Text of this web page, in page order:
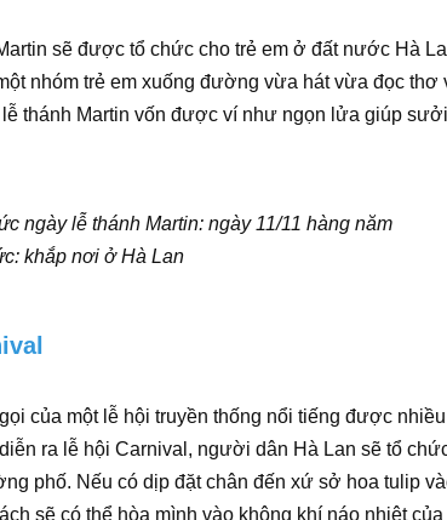
sẽ được tổ chức cho trẻ em ở đất nước Hà
nhóm trẻ em xuống đường vừa hát vừa đọc
thánh Martin vốn được ví như ngọn lửa giúp
ngày lễ thánh Martin: ngày 11/11 hàng năm
khắp nơi ở Hà Lan
của một lễ hội truyền thống nổi tiếng được
ra lễ hội Carnival, người dân Hà Lan sẽ tổ
phố. Nếu có dịp đặt chân đến xứ sở hoa tulip
sẽ có thể hòa mình vào không khí náo nhiệt